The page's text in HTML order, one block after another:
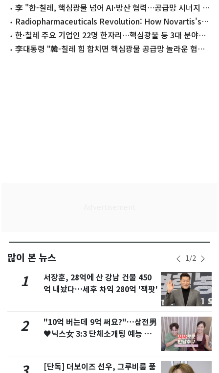
李 "한-칠레, 핵심광물 넘어 AI·방산 협력…공급망 시너지 확
신"(종합)
Radiopharmaceuticals Revolution: How Novartis's
1.4 Billion USD Investment Transforms Cancer
Treatment in South Korea
한·칠레 주요 기업인 22명 한자리…핵심광물 등 3대 분야서
협력李대통령 "韓-칠레 힘 합치면 핵심광물 공급망 놀라운 협력
많이 본 뉴스 1/2
1
서장훈, 28억에 산 강남 건물 450
억 내놨다…세후 차익 280억 '잭팟'
2
"10억 버는데 9억 써요?"…삼전男
♥닉스女 3:3 단체소개팅 예능 화
[단독] 더보이즈 선우, 그루비룸 품